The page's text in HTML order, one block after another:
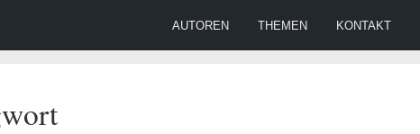
AUTOREN THEMEN KONTAKT